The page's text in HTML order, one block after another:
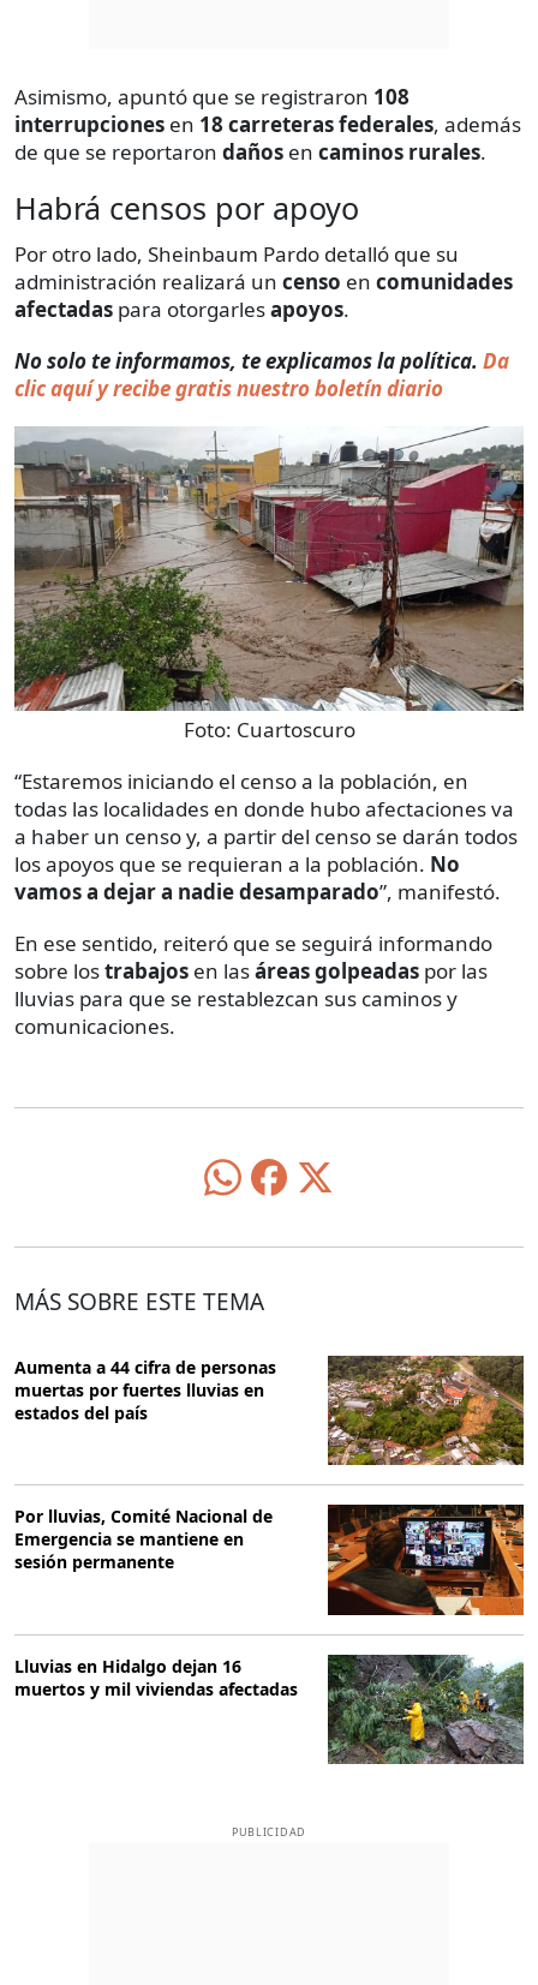
Asimismo, apuntó que se registraron 108
interrupciones en 18 carreteras federales, además
de que se reportaron daños en caminos rurales.
Habrá censos por apoyo
Por otro lado, Sheinbaum Pardo detalló que su
administración realizará un censo en comunidades
afectadas para otorgarlesapoyos.
No solo te informamos, te explicamos la política. Da
clic aquí y recibe gratis nuestro boletín diario
Foto: Cuartoscuro
“Estaremos iniciando el censo a la población, en
todas las localidades en donde hubo afectaciones va
a haber un censo y, a partir del censo se darán todos
los apoyos que se requieran a la población. No
vamos a dejar a nadie desamparado”, manifestó.
En ese sentido, reiteró que se seguirá informando
sobre lostrabajos en lasáreas golpeadas por las
lluvias para que se restablezcan sus caminos y
comunicaciones.
MÁS SOBRE ESTE TEMA
Aumenta a 44 cifra de personas
muertas por fuertes lluvias en
estados del país
Por lluvias, Comité Nacional de
Emergencia se mantiene en
sesión permanente
Lluvias en Hidalgo dejan 16
muertos y mil viviendas afectadas
PUBLICIDAD